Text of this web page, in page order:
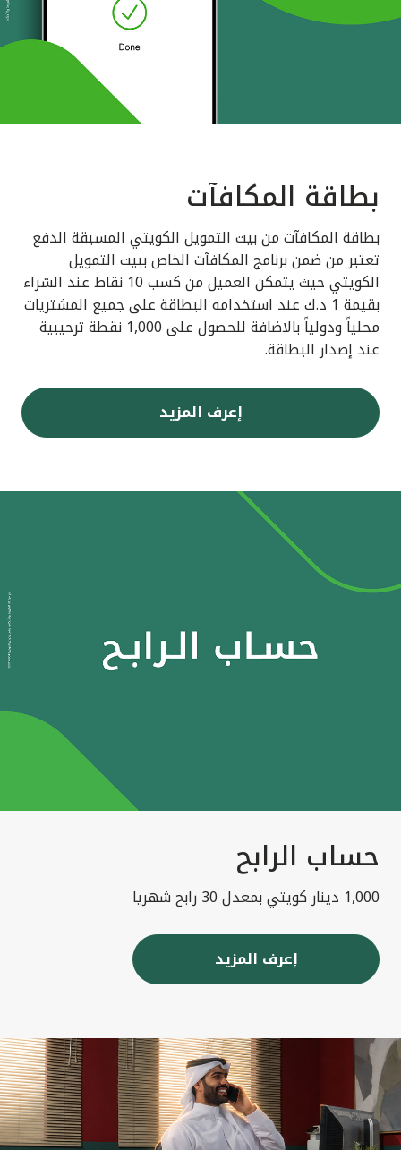
بطاقة المكافآت
بطاقة المكافآت من بيت التمويل الكويتي المسبقة الدفع
تعتبر من ضمن برنامج المكافآت الخاص ببيت التمويل
الكويتي حيث يتمكن العميل من كسب 10 نقاط عند الشراء
بقيمة 1 د.ك عند استخدامه البطاقة على جميع المشتريات
محلياً ودولياً بالاضافة للحصول على 1,000 نقطة ترحيبية
عند إصدار البطاقة.
إعرف المزيد
حساب الرابح
1,000 دينار كويتي بمعدل 30 رابح شهريا
إعرف المزيد